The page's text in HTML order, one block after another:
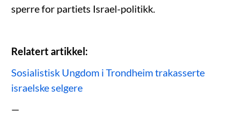
sperre for partiets Israel-politikk.
Relatert artikkel:
Sosialistisk Ungdom i Trondheim trakasserte
israelske selgere
—